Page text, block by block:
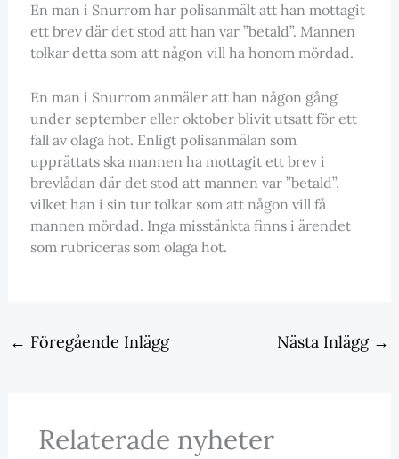
En man i Snurrom har polisanmält att han mottagit
ett brev där det stod att han var ”betald”. Mannen
tolkar detta som att någon vill ha honom mördad.
En man i Snurrom anmäler att han någon gång
under september eller oktober blivit utsatt för ett
fall av olaga hot. Enligt polisanmälan som
upprättats ska mannen ha mottagit ett brev i
brevlådan där det stod att mannen var ”betald”,
vilket han i sin tur tolkar som att någon vill få
mannen mördad. Inga misstänkta finns i ärendet
som rubriceras som olaga hot.
← Föregående Inlägg Nästa Inlägg →
Relaterade nyheter